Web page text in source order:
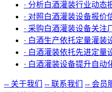
· 分析白酒灌装行业动态
· 对照白酒灌装设备报价
· 采购白酒灌装设备关注
· 白酒生产依托定量灌装
· 白酒灌装依托先进定量
· 白酒灌装设备提升自动
-- 关于我们 -- 联系我们 -- 会员